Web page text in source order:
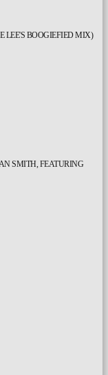
LEE'S BOOGIEFIED MIX)
SMITH, FEATURING